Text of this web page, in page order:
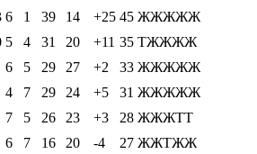
6 1 39 14 +25 45 ЖЖЖЖЖ
5 4 31 20 +11 35 ТЖЖЖЖ
6 5 29 27 +2 33 ЖЖЖЖЖ
4 7 29 24 +5 31 ЖЖЖЖЖ
7 5 26 23 +3 28 ЖЖЖТТ
6 7 16 20 -4 27 ЖЖТЖЖ